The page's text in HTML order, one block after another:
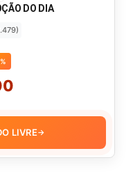
DO DIA
LIVRE→